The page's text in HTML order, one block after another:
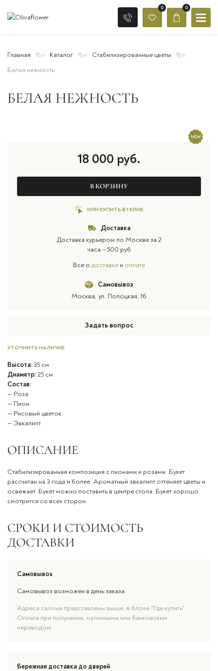
0 0
Главная Каталог
Стабилизированные цветы
Белая нежность
БЕЛАЯ НЕЖНОСТЬ
18 000 руб.
В КОРЗИНУ
ИЛИ КУПИТЬ В 1 КЛИК
Доставка
Доставка курьером по Москве за 2
часа – 500 руб
Все о доставке и оплате
Самовывоз
Москва, ул. Полоцкая, 16
УТОЧНИТЬ НАЛИЧИЕ
Высота:35 см
Диаметр:25 см
Состав:
— Роза
— Пион
— Рисовый цветок
— Эвкалипт
Задать вопрос
ОПИСАНИЕ
Стабилизированная композиция с пионами и розами. Букет
рассчитан на 3 года и более. Ароматный эвкалипт оттеняет цветы и
освежает. Букет можно поставить в центре стола. Букет хорошо
смотрится со всех сторон.
СРОКИ И СТОИМОСТЬ
ДОСТАВКИ
Самовывоз
Самовывоз возможен в день заказа.
Адреса салона представлены выше, в блоке "Где купить".
Оплата при получении, наличными или банковским
переводом.
Бережная доставка до дверей